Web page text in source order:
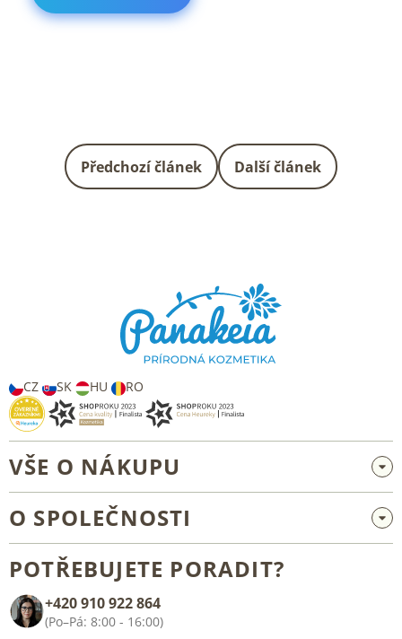
Předchozí článek Další článek
CZ SK HU RO
VŠE O NÁKUPU
Velkoobchod a spolupráce
Všeobecné obchodní podmínky
O SPOLEČNOSTI
Kontakt
POTŘEBUJETE PORADIT?
+420 910 922 864
(Po–Pá: 8:00 - 16:00)